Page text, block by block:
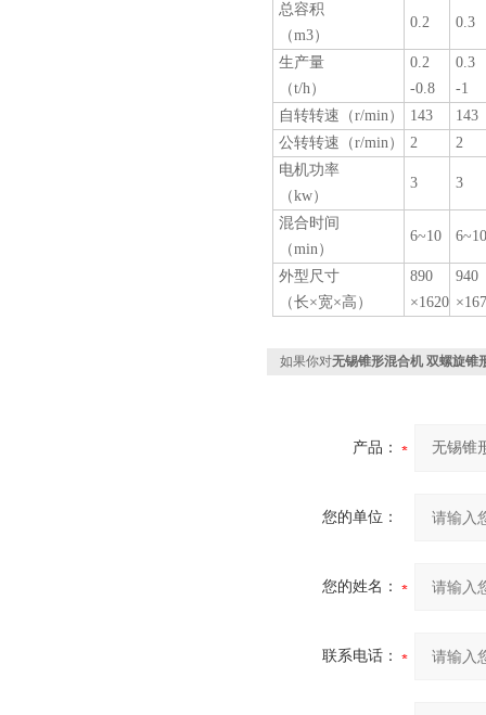
总容积
（m3）
0.2 0.3
生产量
（t/h）
0.2
-0.8
0.3
-1
自转转速（r/min）
143
143
公转转速（r/min）
2
2
电机功率
（kw）
3 3
混合时间
（min）
6~10 6~10
外型尺寸
（长×宽×高）
890
×1620
940
如果你对无锡锥形混合机 双螺旋锥
产品：
您的单位：
您的姓名：
联系电话：